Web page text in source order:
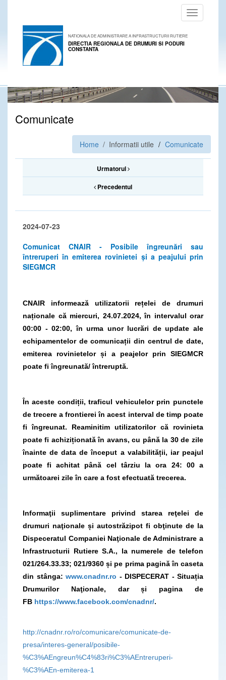
Toggle
navigation
NATIONALA DE ADMINISTRARE A INFRASTRUCTURII RUTIERE
DIRECTIA REGIONALA DE DRUMURI SI PODURI
CONSTANTA
Comunicate
Home / Informatii utile Comunicate
Urmatorul
Precedentul
2024-07-23
Comunicat CNAIR - Posibile îngreunări sau
întreruperi în emiterea rovinietei și a peajului prin
SIEGMCR
CNAIR informează utilizatorii rețelei de drumuri
naționale că miercuri, 24.07.2024, în intervalul orar
00:00 - 02:00, în urma unor lucrări de update ale
echipamentelor de comunicații din centrul de date,
emiterea rovinietelor și a peajelor prin SIEGMCR
poate fi îngreunată/ întreruptă.
În aceste condiții, traficul vehiculelor prin punctele
de trecere a frontierei în acest interval de timp poate
fi îngreunat. Reaminitim utilizatorilor că rovinieta
poate fi achiziționată în avans, cu până la 30 de zile
înainte de data de început a valabilității, iar peajul
poate fi achitat până cel târziu la ora 24: 00 a
următoarei zile în care a fost efectuată trecerea.
Informaţii suplimentare privind starea reţelei de
drumuri naţionale și autostrăzipot fi obţinute de la
Dispeceratul Companiei Naţionale de Administrare a
Infrastructurii Rutiere S.A., la numerele de telefon
021/264.33.33; 021/9360 și pe prima pagină în caseta
din stânga: www.cnadnr.ro - DISPECERAT - Situația
Drumurilor Naţionale, dar și pagina de
FB https://www.facebook.com/cnadnr/.
http://cnadnr.ro/ro/comunicare/comunicate-de-
presa/interes-general/posibile-
%C3%AEngreun%C4%83ri%C3%AEntreruperi-
%C3%AEn-emiterea-1